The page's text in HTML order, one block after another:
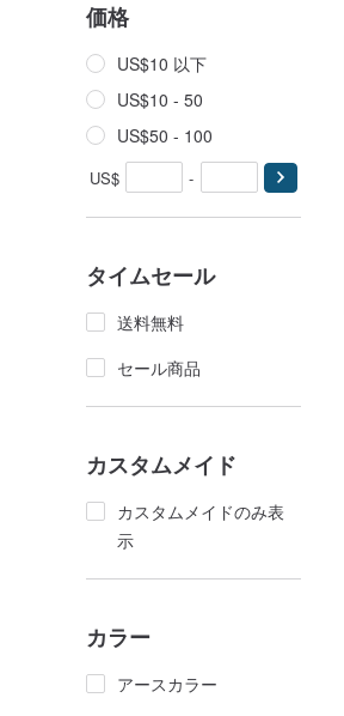
価格
US$10 以下
US$10 - 50
US$50 - 100
US$ -
タイムセール
送料無料
セール商品
カスタムメイド
カスタムメイドのみ表
示
カラー
アースカラー